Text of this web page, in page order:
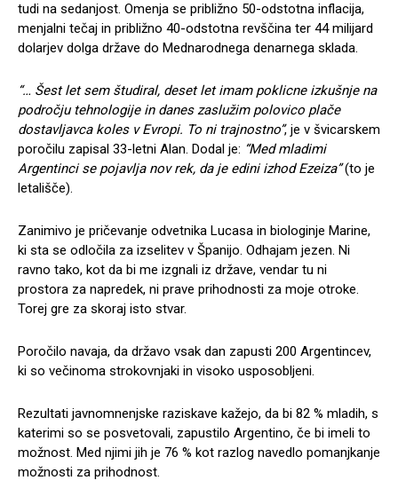
tudi na sedanjost. Omenja se približno 50-odstotna inflacija,
menjalni tečaj in približno 40-odstotna revščina ter 44 milijard
dolarjev dolga države do Mednarodnega denarnega sklada.
“… Šest let sem študiral, deset let imam poklicne izkušnje na
področju tehnologije in danes zaslužim polovico plače
dostavljavca koles v Evropi. To ni trajnostno”, je v švicarskem
poročilu zapisal 33-letni Alan. Dodal je: “Med mladimi
Argentinci se pojavlja nov rek, da je edini izhod Ezeiza”(to je
letališče).
Zanimivo je pričevanje odvetnika Lucasa in biologinje Marine,
ki sta se odločila za izselitev v Španijo. Odhajam jezen. Ni
ravno tako, kot da bi me izgnali iz države, vendar tu ni
prostora za napredek, ni prave prihodnosti za moje otroke.
Torej gre za skoraj isto stvar.
Poročilo navaja, da državo vsak dan zapusti 200 Argentincev,
ki so večinoma strokovnjaki in visoko usposobljeni.
Rezultati javnomnenjske raziskave kažejo, da bi 82 % mladih, s
katerimi so se posvetovali, zapustilo Argentino, če bi imeli to
možnost. Med njimi jih je 76 % kot razlog navedlo pomanjkanje
možnosti za prihodnost.